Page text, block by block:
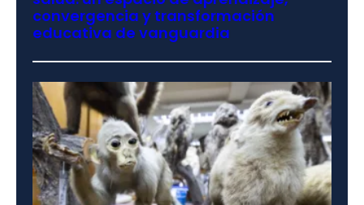
convergencia y transformación
educativa de vanguardia